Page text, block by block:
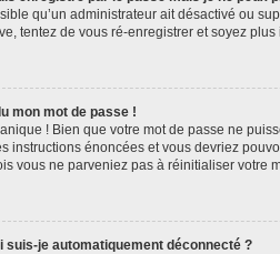
qu’un administrateur ait désactivé ou
tentez de vous ré-enregistrer et soyez plus
mon mot de passe !
! Bien que votre mot de passe ne
instructions énoncées et vous devriez
vous ne parveniez pas à réinitialiser votre
suis-je automatiquement déconnecté ?